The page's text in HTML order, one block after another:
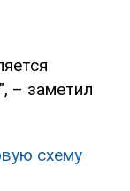
– заметил
схему